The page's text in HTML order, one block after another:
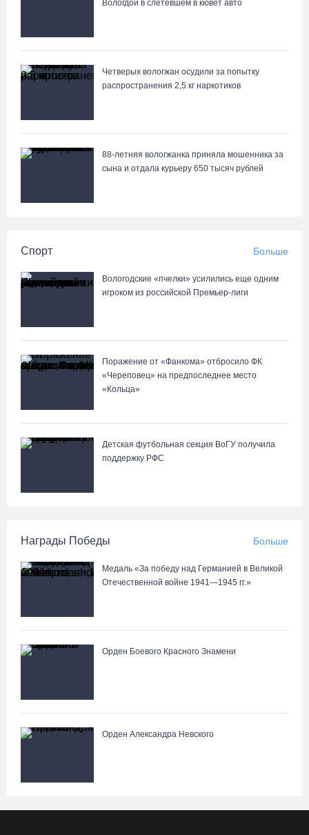
Вологдой в слетевшем в кювет авто
Четверых вологжан осудили за попытку
распространения 2,5 кг наркотиков
88-летняя вологжанка приняла мошенника за
сына и отдала курьеру 650 тысяч рублей
Спорт Больше
Вологодские «пчелки» усилились еще одним
игроком из российской Премьер-лиги
Поражение от «Фанкома» отбросило ФК
«Череповец» на предпоследнее место
«Кольца»
Детская футбольная секция ВоГУ получила
поддержку РФС
Награды Победы Больше
Медаль «За победу над Германией в Великой
Отечественной войне 1941—1945 гг.»
Орден Боевого Красного Знамени
Орден Александра Невского